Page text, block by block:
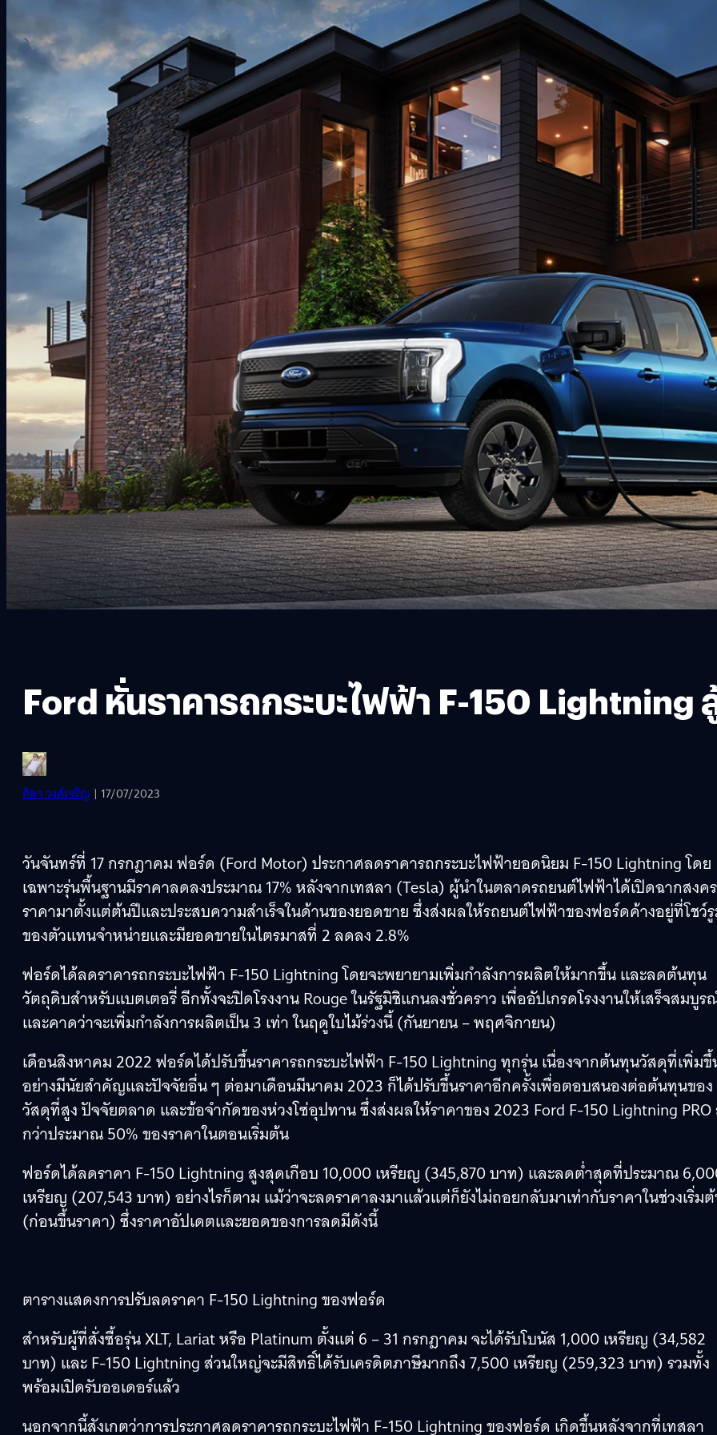
Ford หั่นราคารถกระบะไฟฟ้า F-150 Lightning
ศิลา วงศ์เจริญ | 17/07/2023
วันจันทร์ที่ 17 กรกฎาคม ฟอร์ด (Ford Motor) ประกาศลดราคารถกระบะไฟฟ้ายอดนิยม F-150 Lightning โดย
เฉพาะรุ่นพื้นฐานมีราคาลดลงประมาณ 17% หลังจากเทสลา (Tesla) ผู้นำในตลาดรถยนต์ไฟฟ้าได้เปิดฉากสงค
ราคามาตั้งแต่ต้นปีและประสบความสำเร็จในด้านของยอดขาย ซึ่งส่งผลให้รถยนต์ไฟฟ้าของฟอร์ดค้างอยู่ที่โชว์
ของตัวแทนจำหน่ายและมียอดขายในไตรมาสที่ 2 ลดลง 2.8%
ฟอร์ดได้ลดราคารถกระบะไฟฟ้า F-150 Lightning โดยจะพยายามเพิ่มกำลังการผลิตให้มากขึ้น และลดต้นทุน
วัตถุดิบสำหรับแบตเตอรี่ อีกทั้งจะปิดโรงงาน Rouge ในรัฐมิชิแกนลงชั่วคราว เพื่ออัปเกรดโรงงานให้เสร็จสมบูร
และคาดว่าจะเพิ่มกําลังการผลิตเป็น 3 เท่า ในฤดูใบไม้ร่วงนี้ (กันยายน – พฤศจิกายน)
เดือนสิงหาคม 2022 ฟอร์ดได้ปรับขึ้นราคารถกระบะไฟฟ้า F-150 Lightning ทุกรุ่น เนื่องจากต้นทุนวัสดุที่เพิ่ม
อย่างมีนัยสําคัญและปัจจัยอื่น ๆ ต่อมาเดือนมีนาคม 2023 ก็ได้ปรับขึ้นราคาอีกครั้งเพื่อตอบสนองต่อต้นทุนของ
วัสดุที่สูง ปัจจัยตลาด และข้อจํากัดของห่วงโซ่อุปทาน ซึ่งส่งผลให้ราคาของ 2023 Ford F-150 Lightning PRO
กว่าประมาณ 50% ของราคาในตอนเริ่มต้น
ฟอร์ดได้ลดราคา F-150 Lightning สูงสุดเกือบ 10,000 เหรียญ (345,870 บาท) และลดต่ำสุดที่ประมาณ
เหรียญ (207,543 บาท) อย่างไรก็ตาม แม้ว่าจะลดราคาลงมาแล้วแต่ก็ยังไม่ถอยกลับมาเท่ากับราคาในช่วงเริ่ม
(ก่อนขึ้นราคา) ซึ่งราคาอัปเดตและยอดของการลดมีดังนี้
ตารางแสดงการปรับลดราคา F-150 Lightning ของฟอร์ด
สำหรับผู้ที่สั่งซื้อรุ่น XLT, Lariat หรือ Platinum ตั้งแต่ 6 – 31 กรกฎาคม จะได้รับโบนัส 1,000 เหรียญ (34,582
บาท) และ F-150 Lightning ส่วนใหญ่จะมีสิทธิ์ได้รับเครดิตภาษีมากถึง 7,500 เหรียญ (259,323 บาท) รวมทั้ง
พร้อมเปิดรับออเดอร์แล้ว
นอกจากนี้สังเกตว่าการประกาศลดราคารถกระบะไฟฟ้า F-150 Lightning ของฟอร์ด เกิดขึ้นหลังจากที่เทสลา